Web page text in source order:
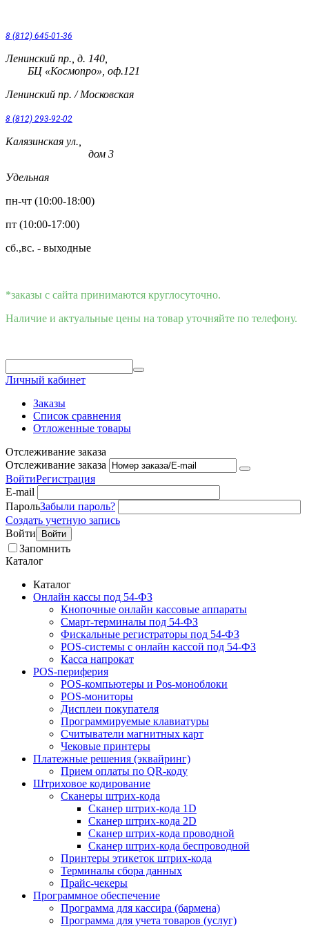
8 (812) 645-01-36
Ленинский пр., д. 140,
БЦ «Космопро», оф.121
Ленинский пр. / Московская
8 (812) 293-92-02
Калязинская ул.,
дом 3
Удельная
пн-чт (10:00-18:00)
пт (10:00-17:00)
сб.,вс. - выходные
*заказы с сайта принимаются круглосуточно.
Наличие и актуальные цены на товар уточняйте по телефону.
Личный кабинет
Заказы
Список сравнения
Отложенные товары
Отслеживание заказа
Отслеживание заказа
ВойтиРегистрация
E-mail
ПарольЗабыли пароль?
Создать учетную запись
Войти
Войти
Запомнить
Каталог
Каталог
Онлайн кассы под 54-ФЗ
Кнопочные онлайн кассовые аппараты
Смарт-терминалы под 54-ФЗ
Фискальные регистраторы под 54-ФЗ
POS-системы с онлайн кассой под 54-ФЗ
Касса напрокат
POS-периферия
POS-компьютеры и Pos-моноблоки
POS-мониторы
Дисплеи покупателя
Программируемые клавиатуры
Считыватели магнитных карт
Чековые принтеры
Платежные решения (эквайринг)
Прием оплаты по QR-коду
Штриховое кодирование
Сканеры штрих-кода
Сканер штрих-кода 1D
Сканер штрих-кода 2D
Сканер штрих-кода проводной
Сканер штрих-кода беспроводной
Принтеры этикеток штрих-кода
Терминалы сбора данных
Прайс-чекеры
Программное обеспечение
Программа для кассира (бармена)
Программа для учета товаров (услуг)